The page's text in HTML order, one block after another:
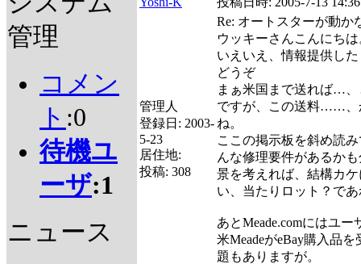
管理
コメン
ト :0
待機ユ
ーザ:1
ニュース
管理人
登録日: 2003-
5-23
居住地:
投稿: 308
Re: オートスターが動か
ウッキーさんこんにちは
いえいえ、情報提供し
どうぞ
まぁ米国まで送れば…
ですが、この送料……、
ね。
ここの掲示板を斜め読
んな修理要件があるか
景を考えれば、結構カ
い、当たりロット？で
あとMeade.comにはユ
米MeadeがeBay購入品
題もありますが。